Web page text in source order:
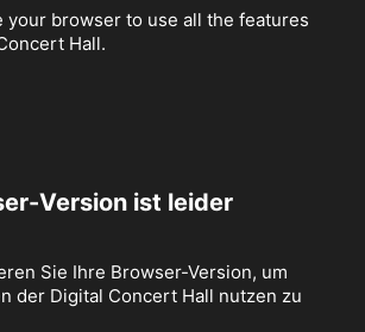
your browser to use all the features
Hall.
Version ist leider
Sie Ihre Browser-Version, um
der Digital Concert Hall nutzen zu